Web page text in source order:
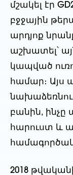
մշակել էր
բջջային
արդյոք
աշխատել՝
կապված
համար։
բանին, ինչը
հարուստ և
2018